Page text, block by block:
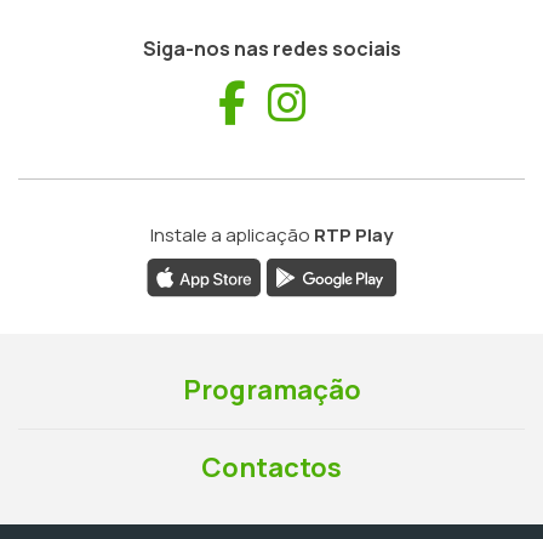
Siga-nos nas redes sociais
Facebook
Instale a aplicação RTP Play
Programação
Contactos